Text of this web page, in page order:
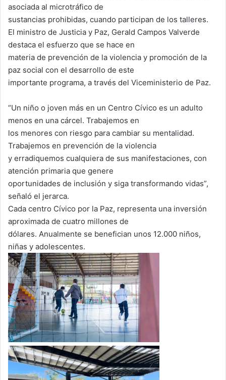
asociada al microtráfico de
sustancias prohibidas, cuando participan de los talleres.
El ministro de Justicia y Paz, Gerald Campos Valverde
destaca el esfuerzo que se hace en
materia de prevención de la violencia y promoción de la
paz social con el desarrollo de este
importante programa, a través del Viceministerio de Paz.
“Un niño o joven más en un Centro Cívico es un adulto
menos en una cárcel. Trabajemos en
los menores con riesgo para cambiar su mentalidad.
Trabajemos en prevención de la violencia
y erradiquemos cualquiera de sus manifestaciones, con
atención primaria que genere
oportunidades de inclusión y siga transformando vidas”,
señaló el jerarca.
Cada centro Cívico por la Paz, representa una inversión
aproximada de cuatro millones de
dólares. Anualmente se benefician unos 12.000 niños,
niñas y adolescentes.